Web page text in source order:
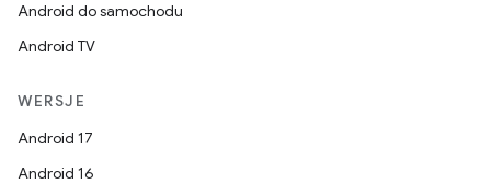
Android do samochodu
Android TV
WERSJE
Android 17
Android 16